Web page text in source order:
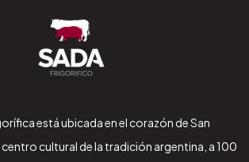
está ubicada en el corazón de San
cultural de la tradición argentina, a 100